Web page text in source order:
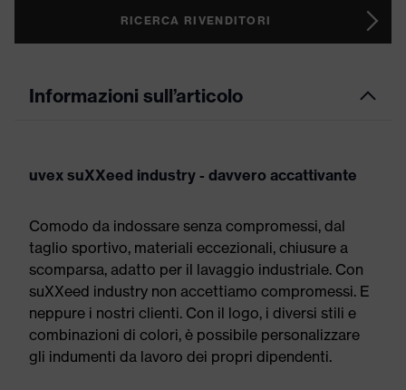
RICERCA RIVENDITORI
Informazioni sull’articolo
uvex suXXeed industry - davvero accattivante
Comodo da indossare senza compromessi, dal
taglio sportivo, materiali eccezionali, chiusure a
scomparsa, adatto per il lavaggio industriale. Con
suXXeed industry non accettiamo compromessi. E
neppure i nostri clienti. Con il logo, i diversi stili e
combinazioni di colori, è possibile personalizzare
gli indumenti da lavoro dei propri dipendenti.